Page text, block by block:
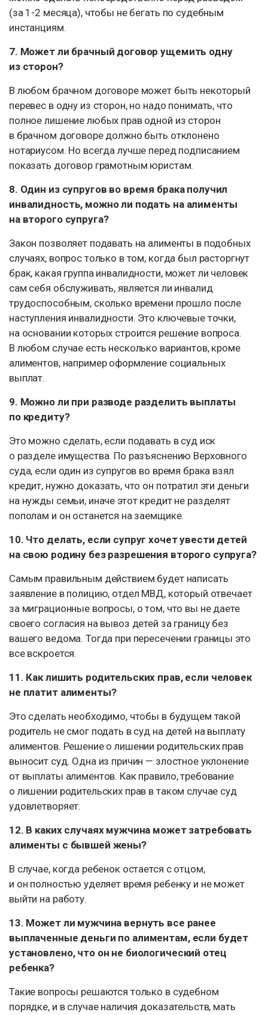
(за 1-2 месяца), чтобы не бегать по судебным
инстанциям.
7. Может ли брачный договор ущемить одну
из сторон?
В любом брачном договоре может быть некоторый
перевес в одну из сторон, но надо понимать, что
полное лишение любых прав одной из сторон
в брачном договоре должно быть отклонено
нотариусом. Но всегда лучше перед подписанием
показать договор грамотным юристам.
8. Один из супругов во время брака получил
инвалидность, можно ли подать на алименты
на второго супруга?
Закон позволяет подавать на алименты в подобных
случаях, вопрос только в том, когда был расторгнут
брак, какая группа инвалидности, может ли человек
сам себя обслуживать, является ли инвалид
трудоспособным, сколько времени прошло после
наступления инвалидности. Это ключевые точки,
на основании которых строится решение вопроса.
В любом случае есть несколько вариантов, кроме
алиментов, например оформление социальных
выплат.
9. Можно ли при разводе разделить выплаты
по кредиту?
Это можно сделать, если подавать в суд иск
о разделе имущества. По разъяснению Верховного
суда, если один из супругов во время брака взял
кредит, нужно доказать, что он потратил эти деньги
на нужды семьи, иначе этот кредит не разделят
пополам и он останется на заемщике.
10. Что делать, если супруг хочет увести детей
на свою родину без разрешения второго супруга?
Самым правильным действием будет написать
заявление в полицию, отдел МВД, который отвечает
за миграционные вопросы, о том, что вы не даете
своего согласия на вывоз детей за границу без
вашего ведома. Тогда при пересечении границы это
все вскроется.
11. Как лишить родительских прав, если человек
не платит алименты?
Это сделать необходимо, чтобы в будущем такой
родитель не смог подать в суд на детей на выплату
алиментов. Решение о лишении родительских прав
выносит суд. Одна из причин — злостное уклонение
от выплаты алиментов. Как правило, требование
о лишении родительских прав в таком случае суд
удовлетворяет.
12. В каких случаях мужчина может затребовать
алименты с бывшей жены?
В случае, когда ребенок остается с отцом,
и он полностью уделяет время ребенку и не может
выйти на работу.
13. Может ли мужчина вернуть все ранее
выплаченные деньги по алиментам, если будет
установлено, что он не биологический отец
ребенка?
Такие вопросы решаются только в судебном
порядке, и в случае наличия доказательств, мать